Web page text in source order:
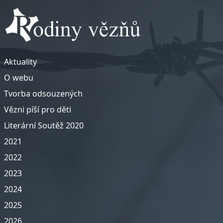
Aktuality
O webu
Tvorba odsouzených
Vězni píší pro děti
Literární Soutěž 2020
2021
2022
2023
2024
2025